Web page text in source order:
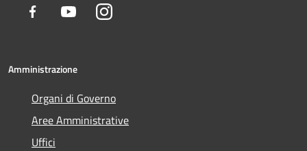
Facebook YoutubeInstagram
Amministrazione
Organi di Governo
Aree Amministrative
Uffici